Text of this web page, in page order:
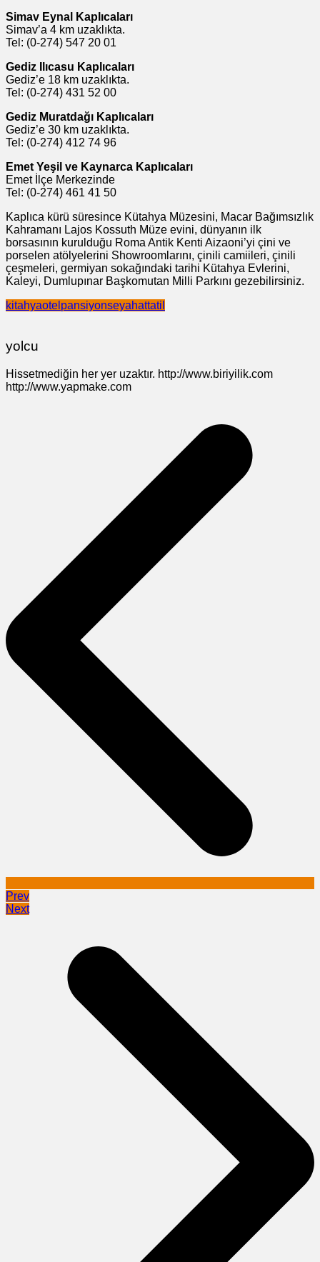
Simav Eynal Kaplıcaları
Simav’a 4 km uzaklıkta.
Tel: (0-274) 547 20 01
Gediz Ilıcasu Kaplıcaları
Gediz’e 18 km uzaklıkta.
Tel: (0-274) 431 52 00
Gediz Muratdağı Kaplıcaları
Gediz’e 30 km uzaklıkta.
Tel: (0-274) 412 74 96
Emet Yeşil ve Kaynarca Kaplıcaları
Emet İlçe Merkezinde
Tel: (0-274) 461 41 50
Kaplıca kürü süresince Kütahya Müzesini, Macar Bağımsızlık
Kahramanı Lajos Kossuth Müze evini, dünyanın ilk
borsasının kurulduğu Roma Antik Kenti Aizaoni’yi çini ve
porselen atölyelerini Showroomlarını, çinili camiileri, çinili
çeşmeleri, germiyan sokağındaki tarihi Kütahya Evlerini,
Kaleyi, Dumlupınar Başkomutan Milli Parkını gezebilirsiniz.
kitahyaotel pansiyonseyahattatil
yolcu
Hissetmediğin her yer uzaktır. http://www.biriyilik.com
http://www.yapmake.com
Prev
Next